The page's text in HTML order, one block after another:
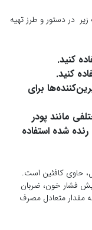
در دستور و طرز تهیه
کنید.
کنید.
برای
مانند پودر
شده استفاده
حاوی کافئین است.
فشار خون، ضربان
مقدار متعادل مصرف